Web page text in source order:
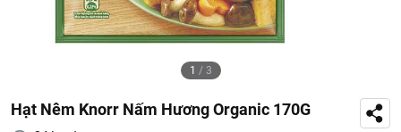
1 / 3
Hạt Nêm Knorr Nấm Hương Organic 170G